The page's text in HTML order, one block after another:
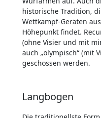
historische Tradition,
Wettkampf-Geräten
Höhepunkt findet.
(ohne Visier und mit
auch „olympisch“ (mit
geschossen werden.
Langbogen